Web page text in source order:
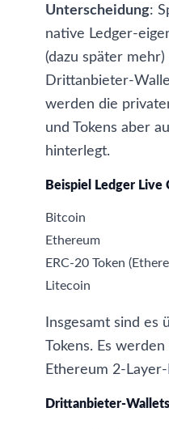
Unterscheidung:
native Ledger-
(dazu später
Drittanbieter-
werden die
und Tokens aber
hinterlegt.
Beispiel Ledger Live
Bitcoin
Ethereum
ERC-20 Token
Litecoin
Insgesamt sind es
Tokens. Es
Ethereum 2-
Drittanbieter-Wallets